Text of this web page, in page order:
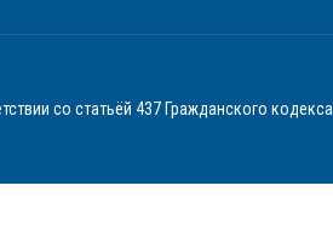
со статьёй 437 Гражданского кодекса